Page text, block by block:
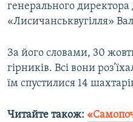
Усі сайти RFE/RL
генерального
«Лисичанськвугілля»
За його словами, 30
гірників. Всі вони
їм спустилися 14
Читайте також: